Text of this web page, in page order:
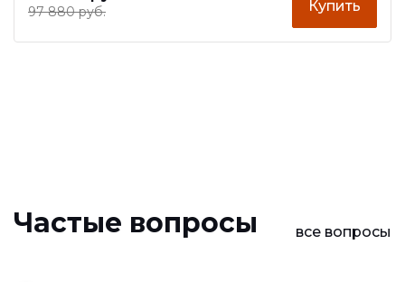
97 880 руб. Купить
Частые вопросы все вопросы